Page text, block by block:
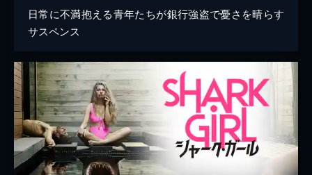
日常に不満抱える青年たちが銀行強盗で憂さを晴らす
サスペンス